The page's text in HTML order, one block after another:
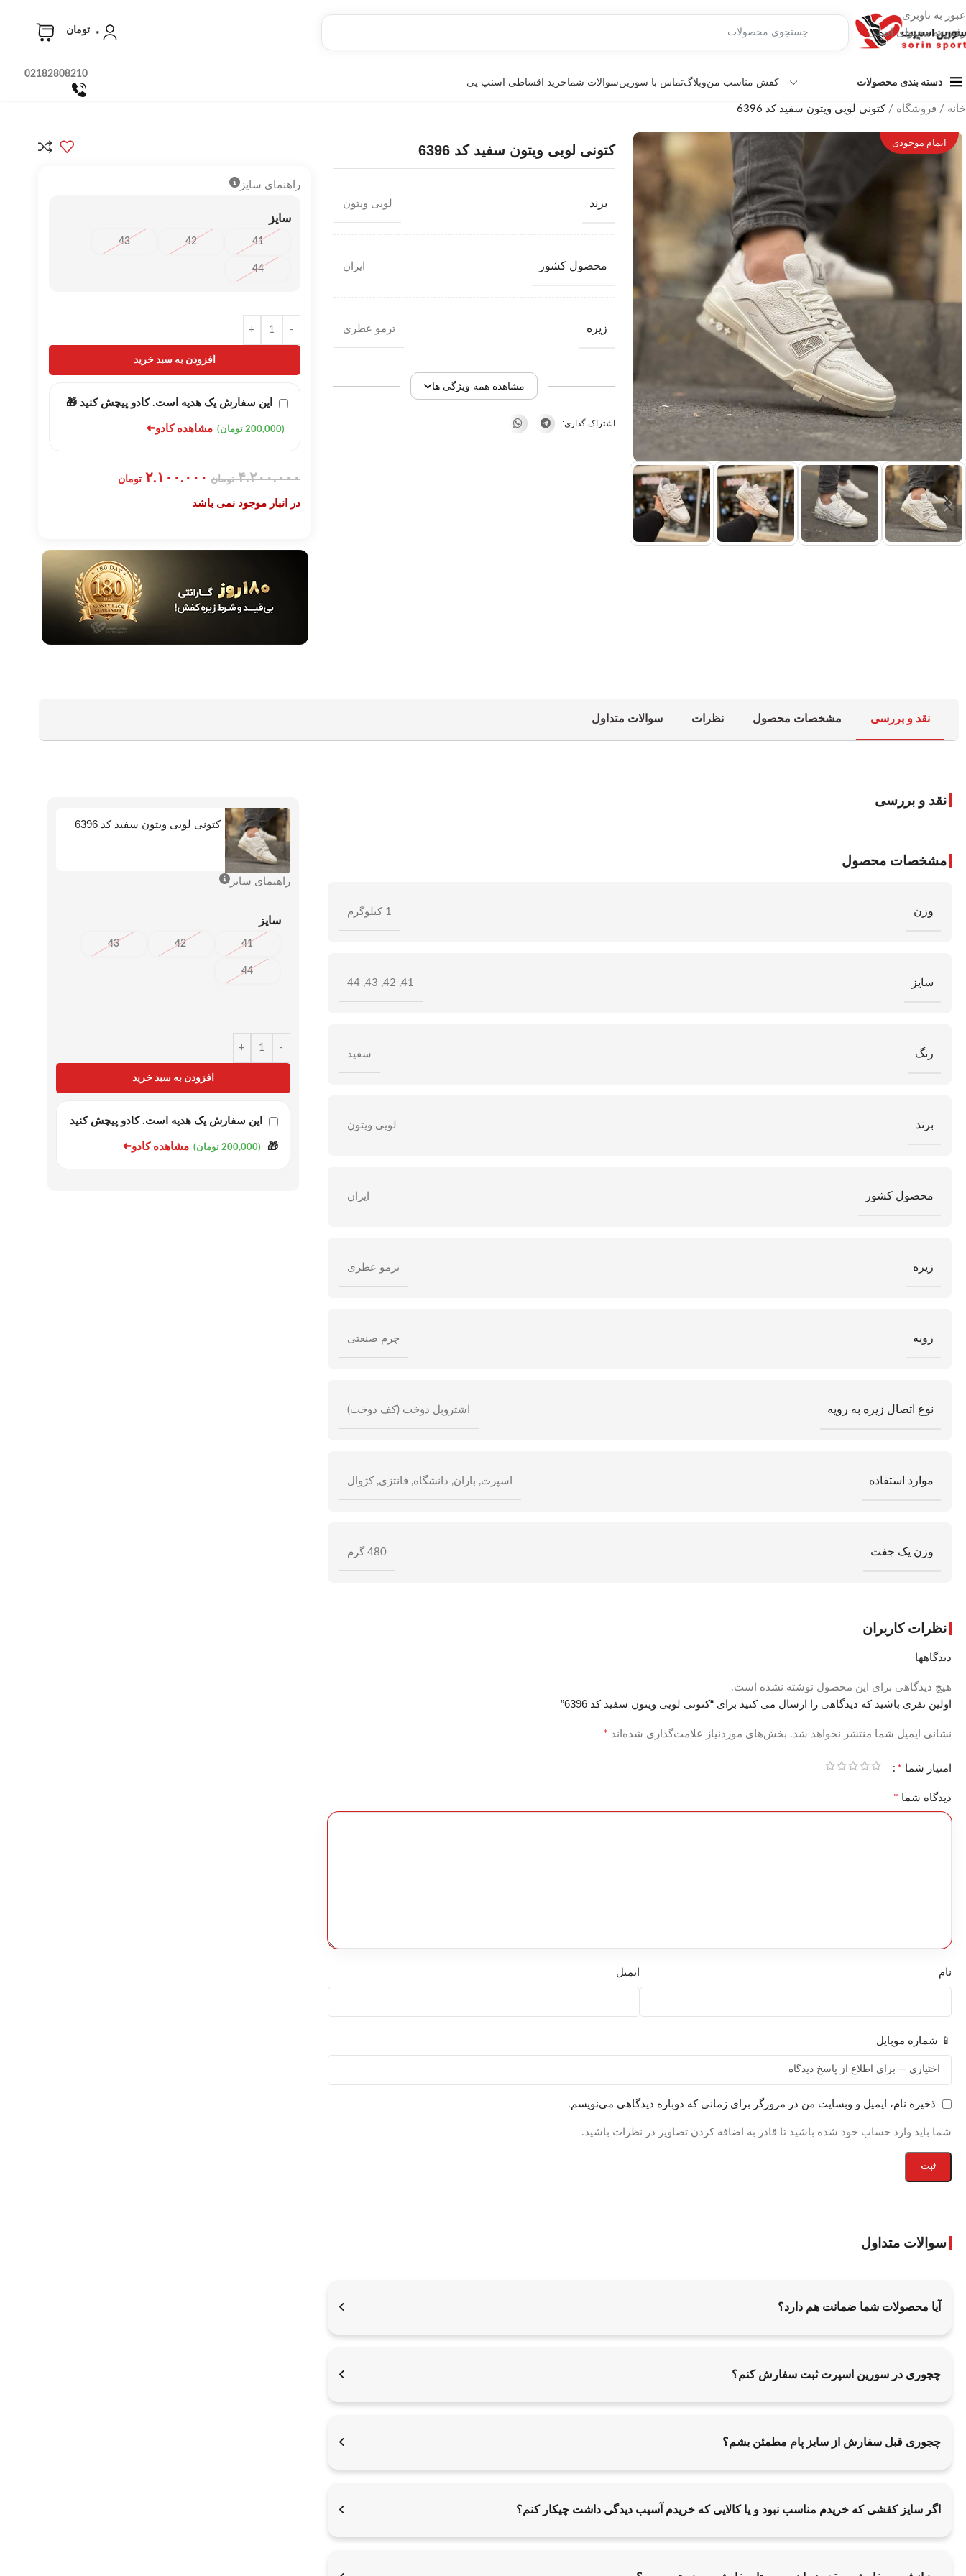
عبور به ناوبری
رفتن به محتوای اصلی
۰ تومان
دسته بندی محصولات کفش مناسب منوبلاگتماس با سورینسوالات شماخرید اقساطی اسنپ پی
02182808210
خانه / فروشگاه / کتونی لویی ویتون سفید کد 6396
اتمام موجودی کتونی لویی ویتون سفید کد 6396
برند لویی ویتون
محصول کشور ایران
زیره ترمو عطری
مشاهده همه ویژگی ها
اشتراک گذاری:
راهنمای سایز
سایز
41
42
43
44
-
+
افزودن به سبد خرید
این سفارش یک هدیه است. کادو پیچش کنید 🎁
(200,000 تومان) مشاهده کادو➜
۴.۲۰۰.۰۰۰ تومان ۲.۱۰۰.۰۰۰ تومان
در انبار موجود نمی باشد
نقد و بررسی مشخصات محصول نظرات سوالات متداول
نقد و بررسی
مشخصات محصول
وزن 1 کیلوگرم
سایز 41
,
42
,
43
,
44
رنگ سفید
برند لویی ویتون
محصول کشور ایران
زیره ترمو عطری
رویه چرم صنعتی
نوع اتصال زیره به رویه اشتروبل دوخت (کف دوخت)
موارد استفاده اسپرت, باران, دانشگاه, فانتزی, کژوال
وزن یک جفت 480 گرم
نظرات کاربران
دیدگاهها
هیچ دیدگاهی برای این محصول نوشته نشده است.
اولین نفری باشید که دیدگاهی را ارسال می کنید برای “کتونی لویی ویتون سفید کد 6396”
نشانی ایمیل شما منتشر نخواهد شد. بخش‌های موردنیاز علامت‌گذاری شده‌اند *
امتیاز شما *
دیدگاه شما *
نام ایمیل
📱 شماره موبایل
ذخیره نام، ایمیل و وبسایت من در مرورگر برای زمانی که دوباره دیدگاهی می‌نویسم.
شما باید وارد حساب خود شده باشید تا قادر به اضافه کردن تصاویر در نظرات باشید.
سوالات متداول
آیا محصولات شما ضمانت هم دارد؟
چجوری در سورین اسپرت ثبت سفارش کنم؟
چجوری قبل سفارش از سایز پام مطمئن بشم؟
اگر سایز کفشی که خریدم مناسب نبود و یا کالایی که خریدم آسیب دیدگی داشت چیکار کنم؟
کتونی لویی ویتون سفید کد 6396
راهنمای سایز
سایز
41
42
43
44
-
+
افزودن به سبد خرید
این سفارش یک هدیه است. کادو پیچش کنید
🎁 (200,000 تومان) مشاهده کادو➜